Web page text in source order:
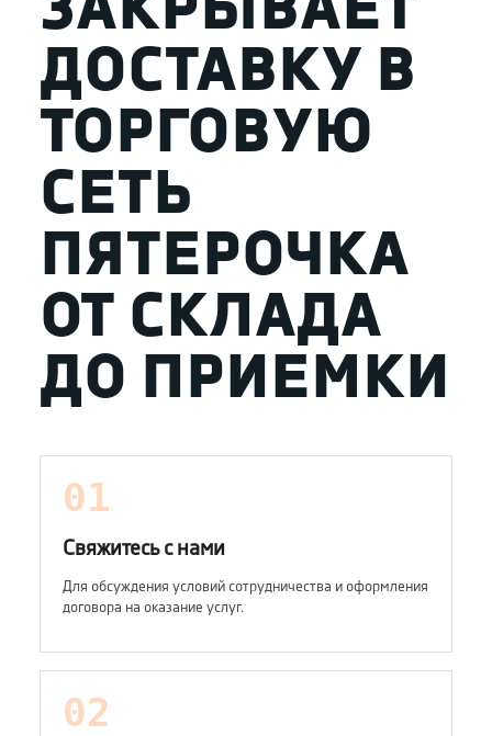
ДОСТАВКУ В
ТОРГОВУЮ
СЕТЬ
ПЯТЕРОЧКА
ОТ СКЛАДА
ДО ПРИЕМКИ
01
Свяжитесь с нами
Для обсуждения условий сотрудничества и оформления
договора на оказание услуг.
02